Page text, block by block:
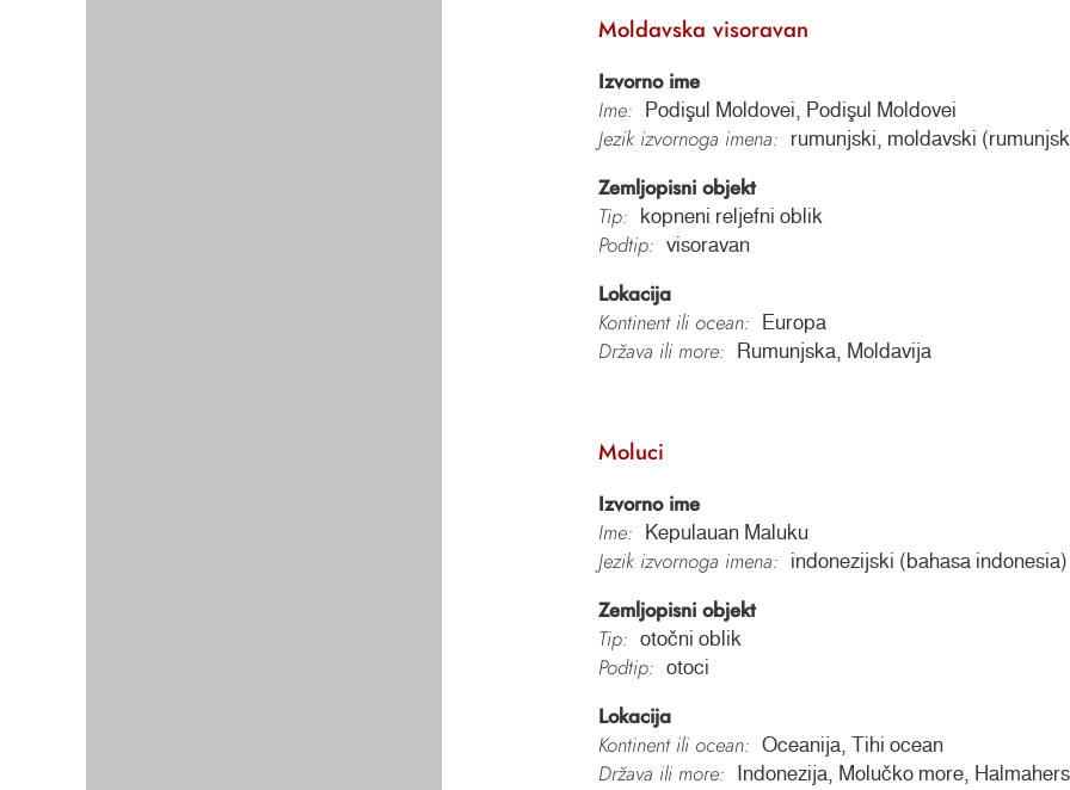
Moldavska visoravan
Izvorno ime
Ime:
Podişul Moldovei, Podişul Moldovei
Jezik izvornoga imena: rumunjski, moldavski
Zemljopisni objekt
Tip:
kopneni reljefni oblik
Podtip: visoravan
Lokacija
Kontinent ili ocean:
Europa
Država ili more: Rumunjska, Moldavija
Moluci
Izvorno ime
Ime:
Kepulauan Maluku
Jezik izvornoga imena: indonezijski (bahasa indonesia)
Zemljopisni objekt
Tip:
otočni oblik
Podtip: otoci
Lokacija
Kontinent ili ocean:
Oceanija, Tihi ocean
Država ili more: Indonezija, Molučko more,